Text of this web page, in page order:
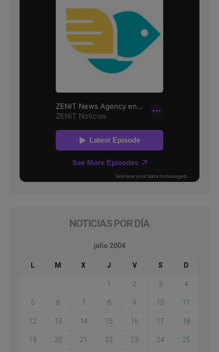
NOTICIAS POR DÍA
julio 2004
L M X J V S D
1 2 3 4
5 6 7 8 9 10 11
12 13 14 15 16 17 18
19 20 21 22 23 24 25